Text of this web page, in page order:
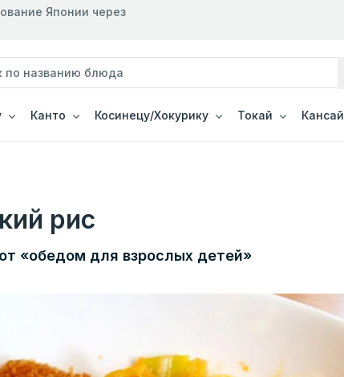
Японии через
Канто Косинецу/Хокурику Токай Кансай
рис
«обедом для взрослых детей»